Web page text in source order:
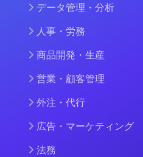
データ管理・分析
人事・労務
商品開発・生産
営業・顧客管理
外注・代行
広告・マーケティング
法務